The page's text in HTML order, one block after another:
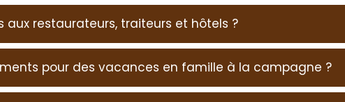
aux restaurateurs, traiteurs et hôtels ?
pour des vacances en famille à la campagne ?